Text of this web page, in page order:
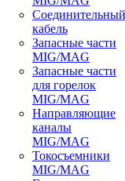
Соединительный
кабель
Запасные части
MIG/MAG
Запасные части
для горелок
MIG/MAG
Направляющие
каналы
MIG/MAG
Токосъемники
MIG/MAG